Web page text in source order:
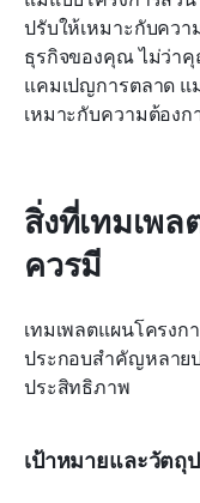
ปรับให้เหมาะกับควา
ธุรกิจของคุณ ไม่ว่า
แคมเปญการตลาด แ
เหมาะกับความต้อง
สิ่งที่เทมเพ
ควรมี
เทมเพลตแผนโครง
ประกอบสำคัญหลาย
ประสิทธิภาพ
เป้าหมายและวัตถุ